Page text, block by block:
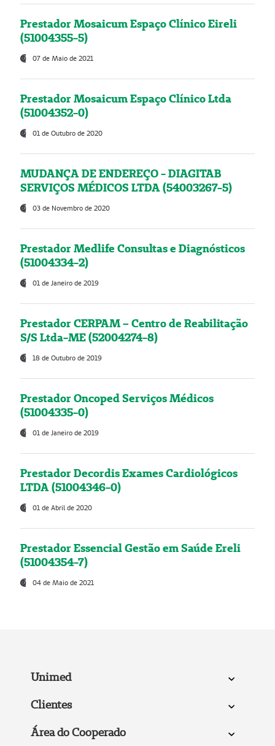
Prestador Mosaicum Espaço Clínico Eireli
(51004355-5)
07 de Maio de 2021
Prestador Mosaicum Espaço Clínico Ltda
(51004352-0)
01 de Outubro de 2020
MUDANÇA DE ENDEREÇO - DIAGITAB
SERVIÇOS MÉDICOS LTDA (54003267-5)
03 de Novembro de 2020
Prestador Medlife Consultas e Diagnósticos
(51004334-2)
01 de Janeiro de 2019
Prestador CERPAM – Centro de Reabilitação
S/S Ltda-ME (52004274-8)
18 de Outubro de 2019
Prestador Oncoped Serviços Médicos
(51004335-0)
01 de Janeiro de 2019
Prestador Decordis Exames Cardiológicos
LTDA (51004346-0)
01 de Abril de 2020
Prestador Essencial Gestão em Saúde Ereli
(51004354-7)
04 de Maio de 2021
Unimed
Clientes
Área do Cooperado